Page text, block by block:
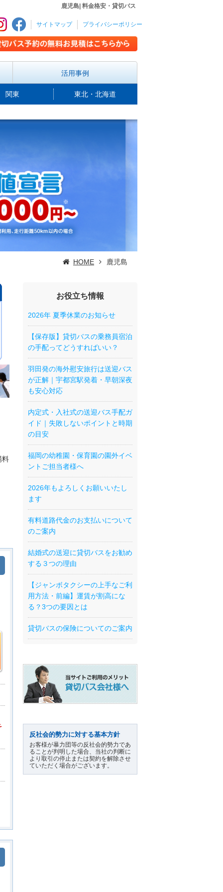
鹿児島| 料金格安・貸切バス
サイトマップ プライバシーポリシー
活用事例
関東 東北・北海道
HOME 鹿児島
料
お役立ち情報
2026年 夏季休業のお知らせ
【保存版】貸切バスの乗務員宿泊
の手配ってどうすればいい？
羽田発の海外慰安旅行は送迎バス
が正解｜宇都宮駅発着・早朝深夜
も安心対応
内定式・入社式の送迎バス手配ガ
イド｜失敗しないポイントと時期
の目安
福岡の幼稚園・保育園の園外イベ
ントご担当者様へ
2026年もよろしくお願いいたし
ます
有料道路代金のお支払いについて
のご案内
結婚式の送迎に貸切バスをお勧め
する３つの理由
【ジャンボタクシーの上手なご利
用方法・前編】運賃が割高にな
る？3つの要因とは
貸切バスの保険についてのご案内
反社会的勢力に対する基本方針
お客様が暴力団等の反社会的勢力であ
ることが判明した場合、当社の判断に
より取引の停止または契約を解除させ
ていただく場合がございます。